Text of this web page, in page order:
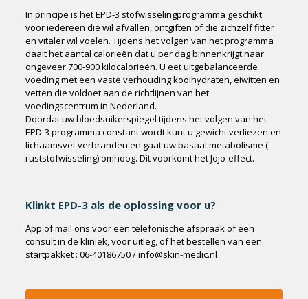
In principe is het EPD-3 stofwisselingprogramma geschikt
voor iedereen die wil afvallen, ontgiften of die zichzelf fitter
en vitaler wil voelen. Tijdens het volgen van het programma
daalt het aantal calorieën dat u per dag binnenkrijgt naar
ongeveer 700-900 kilocalorieën. U eet uitgebalanceerde
voeding met een vaste verhouding koolhydraten, eiwitten en
vetten die voldoet aan de richtlijnen van het
voedingscentrum in Nederland.
Doordat uw bloedsuikerspiegel tijdens het volgen van het
EPD-3 programma constant wordt kunt u gewicht verliezen en
lichaamsvet verbranden en gaat uw basaal metabolisme (=
ruststofwisseling) omhoog. Dit voorkomt het Jojo-effect.
Klinkt EPD-3 als de oplossing voor u?
App of mail ons voor een telefonische afspraak of een
consult in de kliniek, voor uitleg, of het bestellen van een
startpakket : 06-40186750 / info@skin-medic.nl